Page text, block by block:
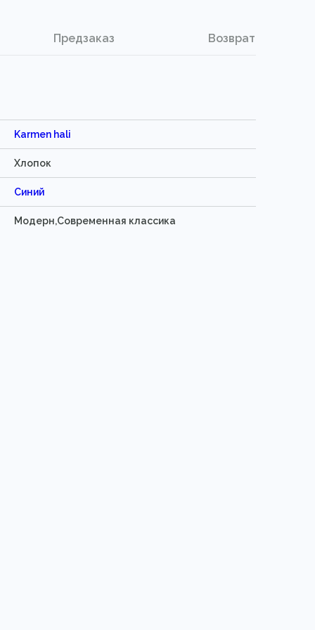
Предзаказ Возврат
Karmen hali
Хлопок
Синий
Модерн,Современная классика